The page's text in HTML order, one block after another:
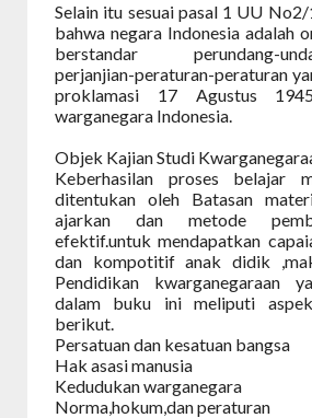
Selain itu sesuai pasal 1 UU
bahwa negara Indonesia adalah
berstandar perundang-
perjanjian-peraturan-peraturan
proklamasi 17 Agustus
warganegara Indonesia.
Objek Kajian Studi
Keberhasilan proses belajar
ditentukan oleh Batasan
ajarkan dan metode
efektif.untuk mendapatkan
dan kompotitif anak didik
Pendidikan kwarganegaraan
dalam buku ini meliputi
berikut.
Persatuan dan kesatuan bangsa
Hak asasi manusia
Kedudukan warganegara
Norma,hokum,dan peraturan